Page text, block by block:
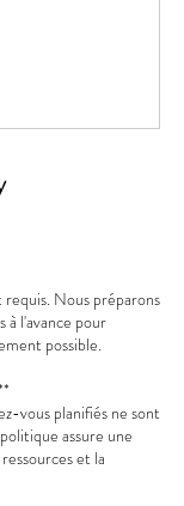
requis. Nous préparons
à l'avance pour
possible.
vous planifiés ne sont
assure une
et la